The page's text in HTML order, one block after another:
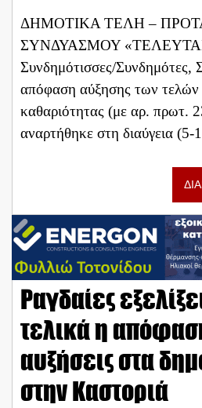
ΔΗΜΟΤΙΚΑ ΤΕΛΗ –
ΣΥΝΔΥΑΣΜΟΥ
Συνδημότισσες/Συνδημότες,
απόφαση αύξησης των τελών
καθαριότητας (με αρ. πρωτ.
αναρτήθηκε στη διαύγεια
Ραγδαίες
τελικά η
αυξήσεις στα
στην Καστοριά